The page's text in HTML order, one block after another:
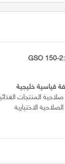
GSO 150-
قياسية خليجية
المنتجات
الاختيارية